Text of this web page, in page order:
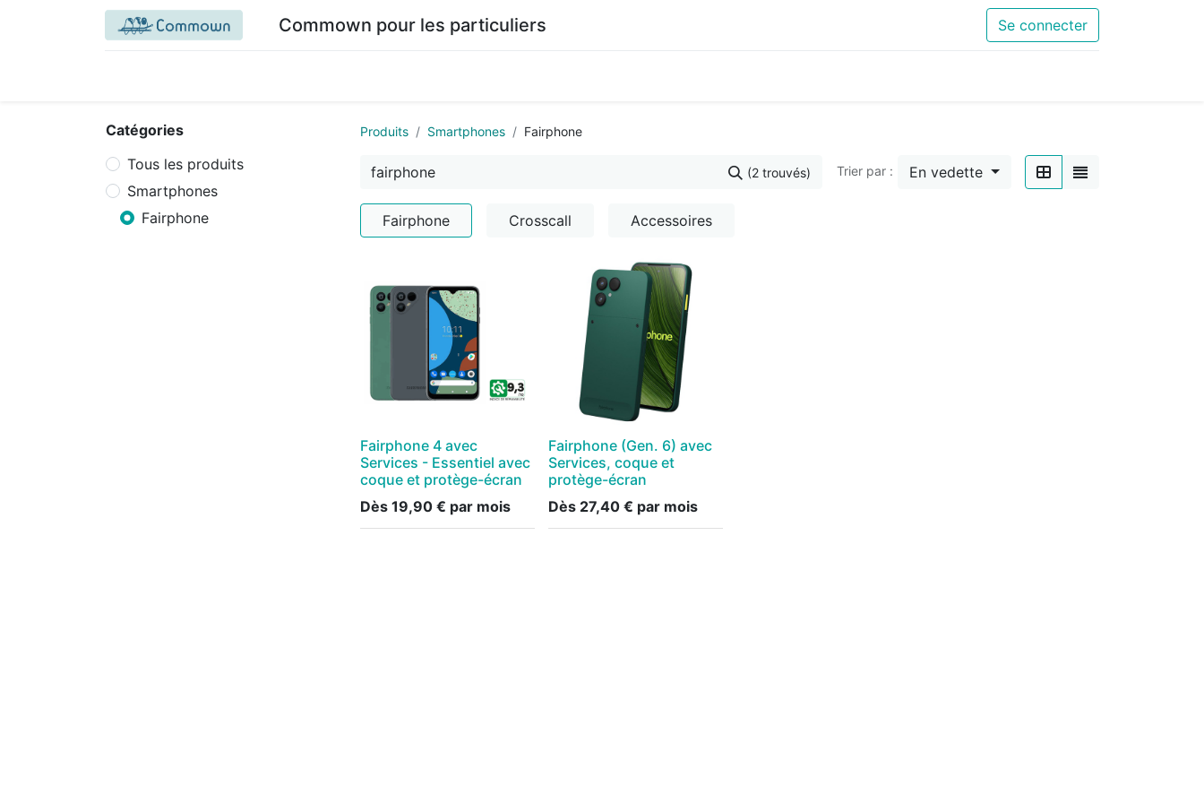
Commown pour les particuliers Se connecter
Catégories
Tous les produits
Smartphones
Fairphone
Produits Smartphones Fairphone
(2 trouvés) Trier par : En vedette
Fairphone Crosscall Accessoires
Fairphone 4 avec
Services - Essentiel avec
coque et protège-écran
Dès 19,90 € par mois
Fairphone (Gen. 6) avec
Services, coque et
protège-écran
Dès 27,40 € par mois